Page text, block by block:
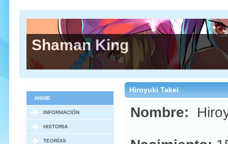
Shaman King
ANIME
INFORMACIÓN
GENERAL
HISTORIA
TEORÍAS
Hiroyuki Takei
Nombre: